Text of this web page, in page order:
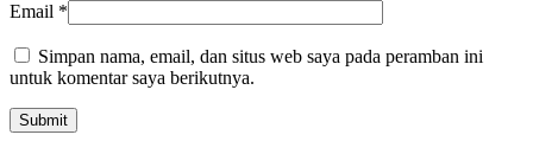
Email *
Simpan nama, email, dan situs web saya pada peramban ini
untuk komentar saya berikutnya.